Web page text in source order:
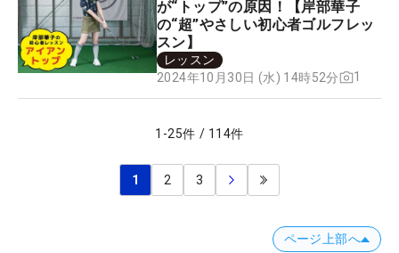
が“トップ”の原因！【岸部華子
の“超”やさしい初心者ゴルフレッ
スン】
レッスン
2024年10月30日 (水) 14時52分
1
1 -25件 / 114件
1 2 3
ページ上部へ